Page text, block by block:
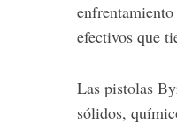
efectivos que
Las pistolas
sólidos,